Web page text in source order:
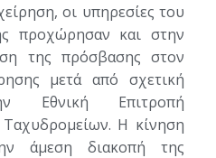
οι υπηρεσίες του
προχώρησαν και στην
της πρόσβασης στον
μετά από σχετική
Εθνική Επιτροπή
Η κίνηση
άμεση διακοπή της